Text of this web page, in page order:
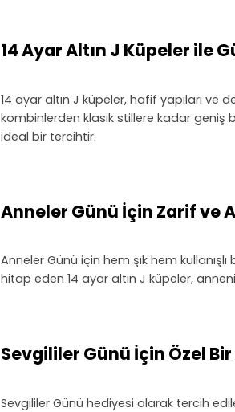
14 Ayar Altın J Küpeler ile
14 ayar altın J küpeler, hafif yapıları
kombinlerden klasik stillere kadar geniş
ideal bir tercihtir.
Anneler Günü İçin Zarif ve
Anneler Günü için hem şık hem
hitap eden 14 ayar altın J küpeler,
Sevgililer Günü İçin Özel
Sevgililer Günü hediyesi olarak tercih